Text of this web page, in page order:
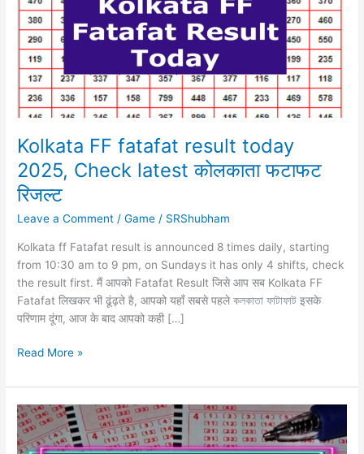
Kolkata FF fatafat result today
2025, Check latest कोलकाता फटाफट
रिजल्ट
Leave a Comment /Game / SRShubham
Kolkata ff Fatafat result is announced 8 times daily, starting
from 10:30 am to 9 pm, on Sundays it has only 4 shifts, check
the result first. मैं आपको Fatafat Result जिसे आप सब Kolkata FF
Fatafat लिखकर भी ढूंढ़ते है, आपको यहाँ सबसे पहले কলকাতা ফাটাফাট इसके
परिणाम दूंगा, आज के बाद आपको कही […]
Kolkata
fatafat
result
today
2025,
Read More »